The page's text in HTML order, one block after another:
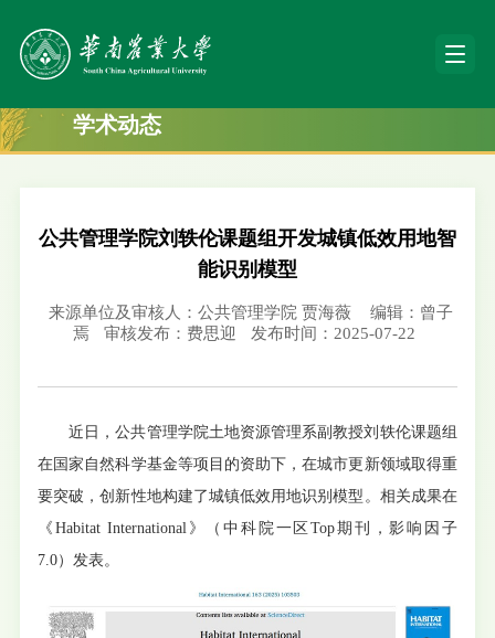
学术动态
公共管理学院刘轶伦课题组开发城镇低效用地智
能识别模型
来源单位及审核人：公共管理学院 贾海薇
编辑：曾子
焉
审核发布：费思迎 发布时间：2025-07-22
近日，公共管理学院土地资源管理系副教授刘轶伦课题组
在国家自然科学基金等项目的资助下，在城市更新领域取得重
要突破，创新性地构建了城镇低效用地识别模型。相关成果在
《Habitat International》（中科院一区Top期刊，影响因子
7.0）发表。